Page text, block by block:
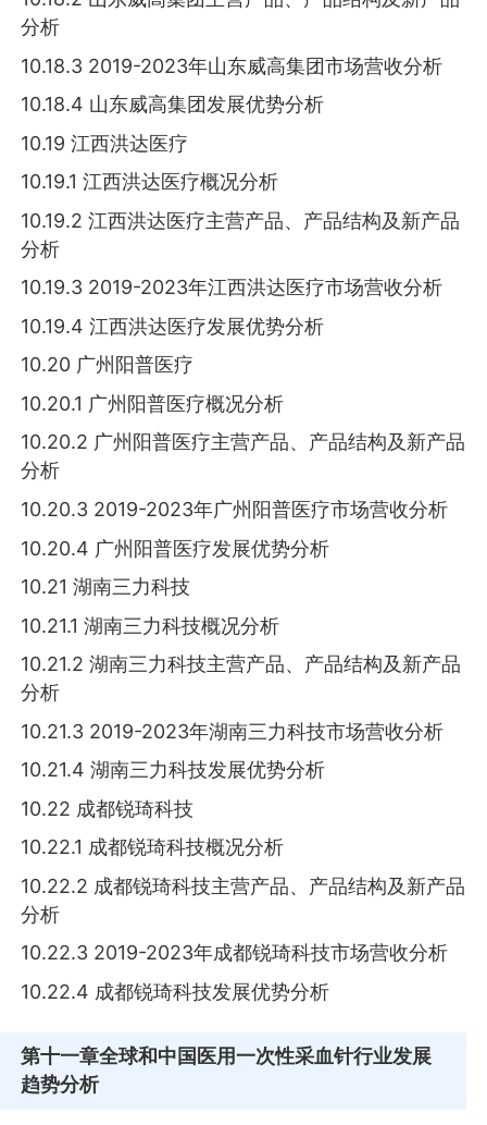
分析
10.18.3 2019-2023年山东威高集团市场营收分析
10.18.4 山东威高集团发展优势分析
10.19 江西洪达医疗
10.19.1 江西洪达医疗概况分析
10.19.2 江西洪达医疗主营产品、产品结构及新产品
分析
10.19.3 2019-2023年江西洪达医疗市场营收分析
10.19.4 江西洪达医疗发展优势分析
10.20 广州阳普医疗
10.20.1 广州阳普医疗概况分析
10.20.2 广州阳普医疗主营产品、产品结构及新产品
分析
10.20.3 2019-2023年广州阳普医疗市场营收分析
10.20.4 广州阳普医疗发展优势分析
10.21 湖南三力科技
10.21.1 湖南三力科技概况分析
10.21.2 湖南三力科技主营产品、产品结构及新产品
分析
10.21.3 2019-2023年湖南三力科技市场营收分析
10.21.4 湖南三力科技发展优势分析
10.22 成都锐琦科技
10.22.1 成都锐琦科技概况分析
10.22.2 成都锐琦科技主营产品、产品结构及新产品
分析
10.22.3 2019-2023年成都锐琦科技市场营收分析
10.22.4 成都锐琦科技发展优势分析
第十一章全球和中国医用一次性采血针行业发展
趋势分析